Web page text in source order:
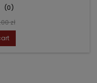
(0)
zł